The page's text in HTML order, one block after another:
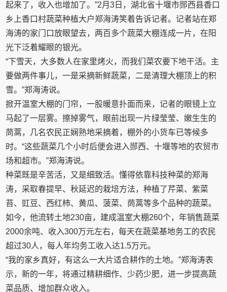
起来了，收入也增加了。”2月3日，湖北省十堰市郧西县香口
乡上香口村蔬菜种植大户郑海涛笑着告诉记者。记者站在郑
海涛的家门口放眼望去，两百多个蔬菜大棚连成一片，在阳
光下泛着耀眼的银光。
“下雪天，大多数人在家里烤火，而我们菜农要下地干活。主
要做两件事儿，一是采摘新鲜蔬菜，二是清理大棚顶上的积
雪。”郑海涛说。
掀开温室大棚的门帘，一股暖意扑面而来，记者的眼镜上立
马起了一层雾。擦掉雾气，眼前出现一片绿莹莹、嫩生生的
茼蒿，几名农民正娴熟地采摘着，棚外的小货车已等候多
时。“这些蔬菜几个小时后便会进入郧西、十堰等地的农贸市
场和超市。”郑海涛说。
种菜既是辛苦活，又是细致活。懂得依靠科技种菜的郑海
涛，采取春提早、秋延迟的栽培方法，种植了芹菜、紫菜
苔、豇豆、西红柿、黄瓜、菠菜、茼蒿等多个品种的蔬菜。
如今，他流转土地230亩，建成温室大棚260个，年销售蔬菜
2000余吨、收入300万元左右，每天在蔬菜基地务工的农民
超过30人，每人年均务工收入达1.5万元。
“我的家乡真好，有这么一大片适合耕作的土地。”郑海涛表
示，新的一年，将通过精耕细作、少药少肥，进一步提高蔬
菜品质、增加群众收入。